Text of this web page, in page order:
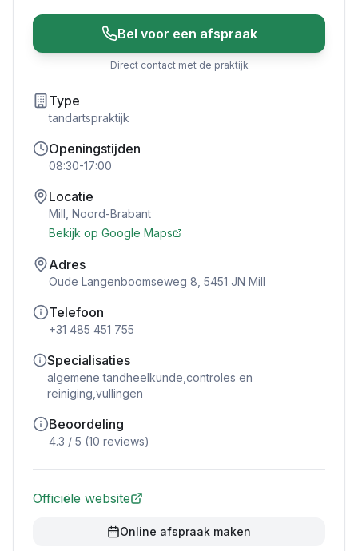
Bel voor een afspraak
Direct contact met de praktijk
Type
tandartspraktijk
Openingstijden
08:30-17:00
Locatie
Mill Noord-Brabant
Bekijk op Google Maps
Adres
Oude Langenboomseweg 8, 5451 JN Mill
Telefoon
+31 485 451 755
Specialisaties
algemene tandheelkunde,controles en
reiniging,vullingen
Beoordeling
4.3 / 5 (10 reviews)
Officiële website
Online afspraak maken